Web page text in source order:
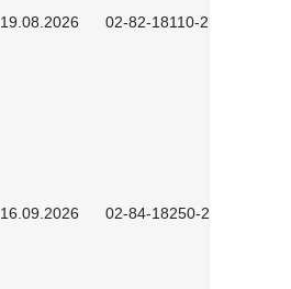
19.08.2026 02-82-18110-2503
16.09.2026 02-84-18250-2504